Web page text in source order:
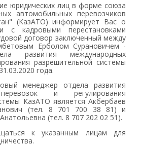
юридических лиц в форме союза
автомобильных перевозчиков
(КазАТО) информирует Вас о
кадровыми перестановками
договор заключенный между
Ерболом Сурановичем -
развития международных
разрешительной системы
года.
менеджер отдела развития
и регулирования
КазАТО является Акбербаев
(тел. 8 701 700 38 81) и
(тел. 8 707 202 02 51).
к указанным лицам для